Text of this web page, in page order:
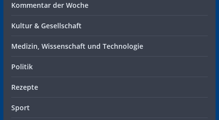
Kommentar der Woche
Kultur & Gesellschaft
Medizin, Wissenschaft und Technologie
Politik
Rezepte
Sport